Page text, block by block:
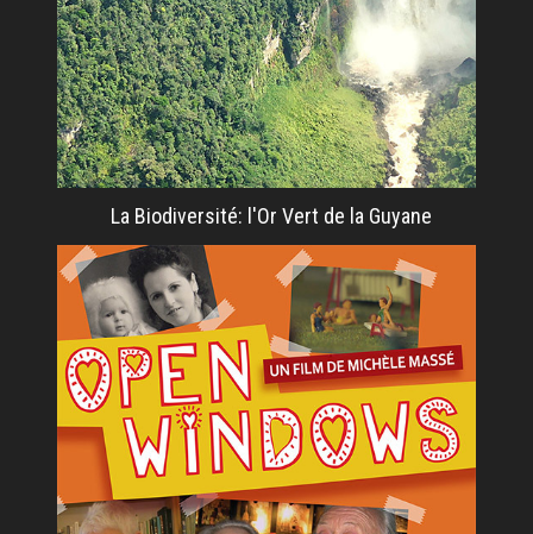
La Biodiversité: l'Or Vert de la Guyane